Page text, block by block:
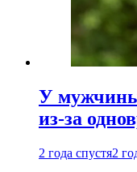
У
из-за
2 года спустя2